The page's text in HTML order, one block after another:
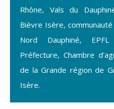
Rhône, Vals du
Bièvre Isère,
Nord Dauphiné,
Préfecture, Chambre
de la Grande région de
Isère.